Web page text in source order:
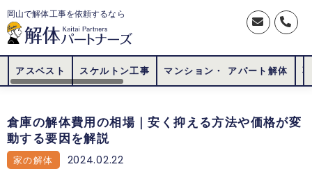
岡山で解体工事を依頼するなら
アスベスト スケルトン工事 マンション・ アパート解体
倉庫の解体費用の相場｜安く抑える方法や価格が変
動する要因を解説
家の解体 2024.02.22